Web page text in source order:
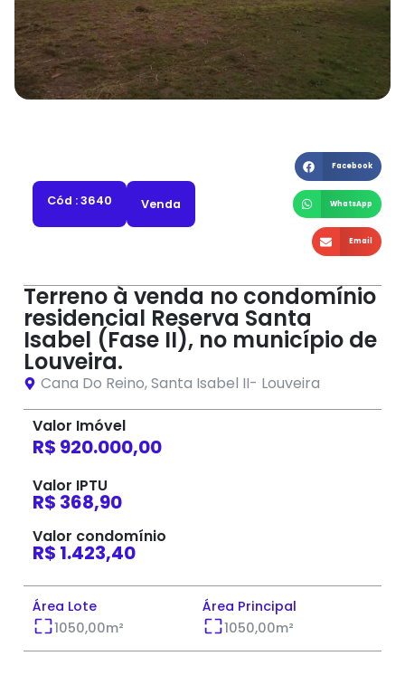
Cód : 3640 Venda
Facebook
WhatsApp
Email
Terreno à venda no condomínio
residencial Reserva Santa
Isabel (Fase II), no município de
Louveira.
Cana Do Reino,Santa Isabel II- Louveira
Valor Imóvel
R$ 920.000,00
Valor IPTU
R$ 368,90
Valor condomínio
R$ 1.423,40
Área Lote
1050,00m²
Área Principal
1050,00m²